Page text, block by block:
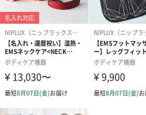
メッセージカード（通常・写
誕生日や結婚祝い・出産祝いなど、
ードを同梱します。
メッセージカードや封筒のデザイン
す。